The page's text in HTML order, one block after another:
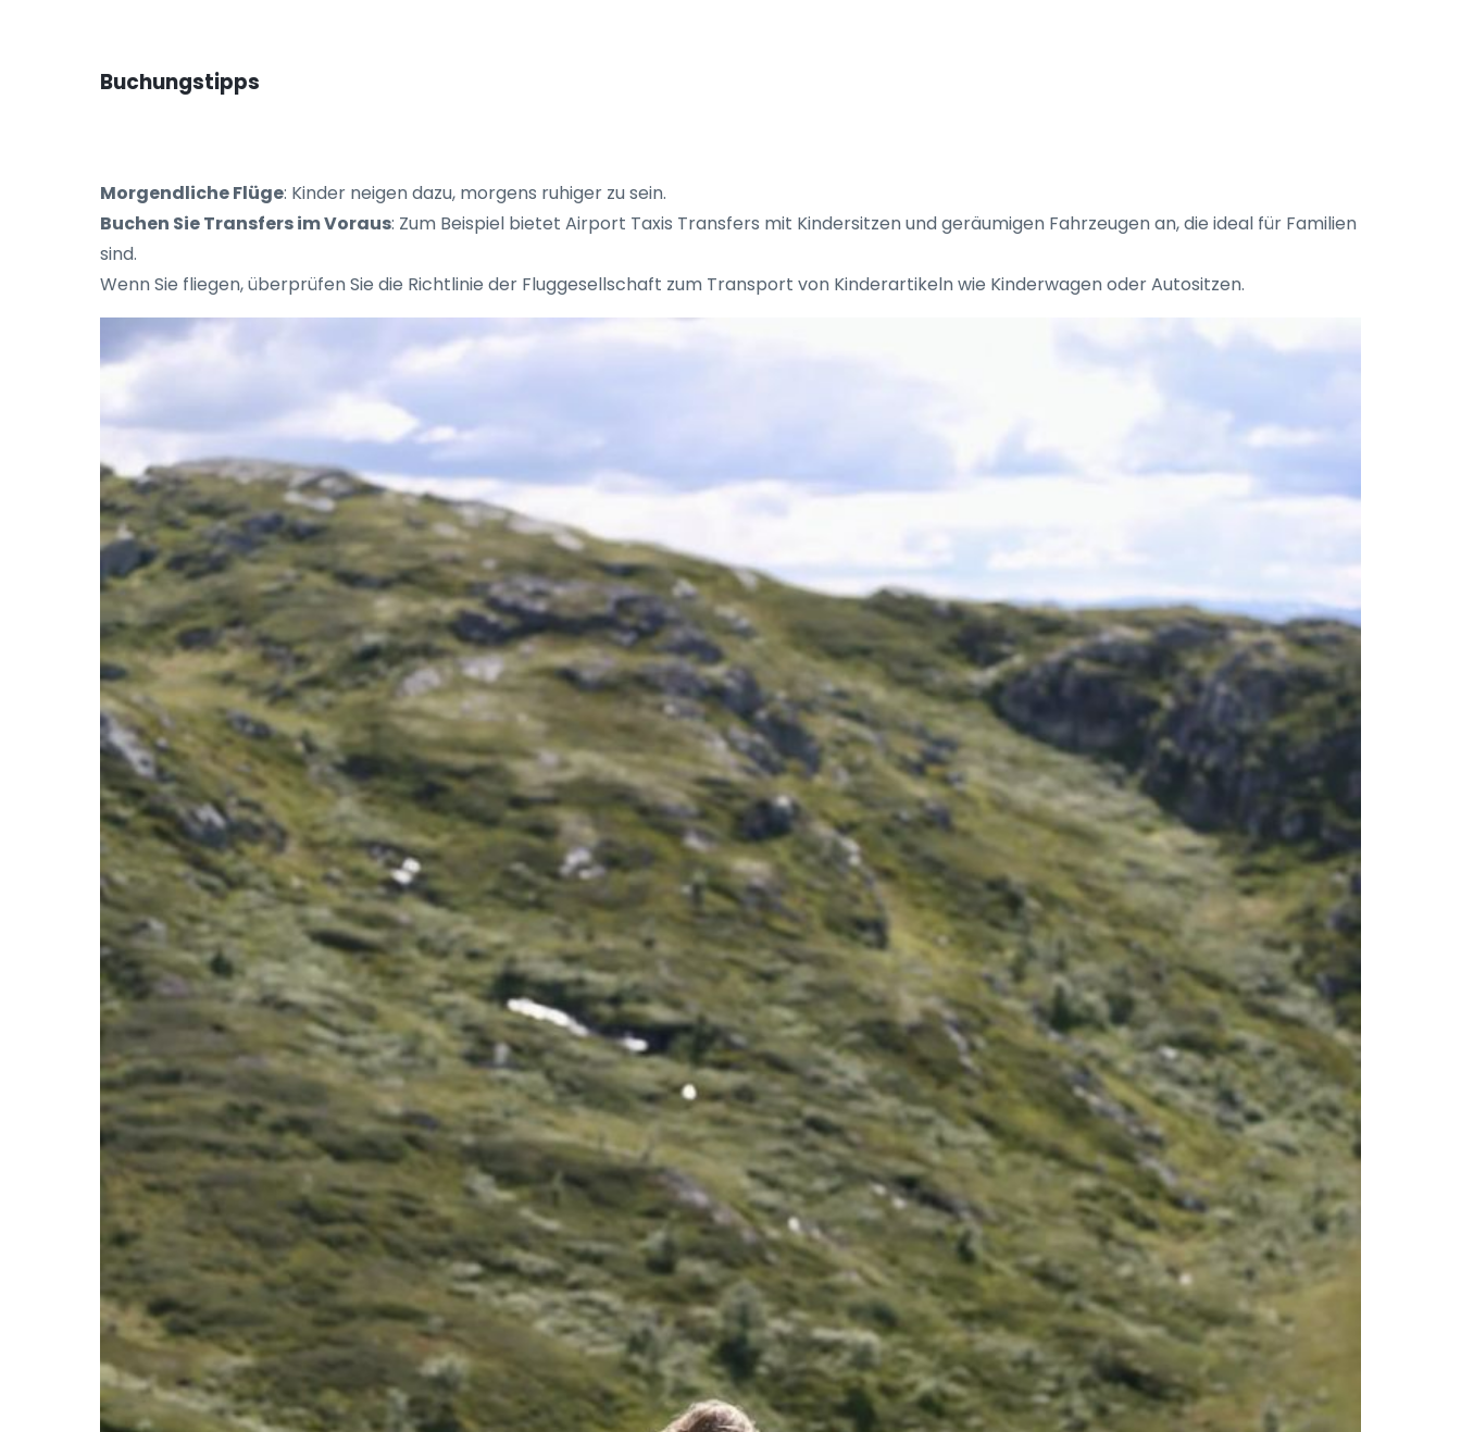
Buchungstipps
Morgendliche Flüge: Kinder neigen dazu, morgens ruhiger zu sein.
Buchen Sie Transfers im Voraus: Zum Beispiel bietet Airport Taxis Transfers mit Kindersitzen und geräumigen Fahrzeugen an, die ideal für Familien
sind.
Wenn Sie fliegen, überprüfen Sie die Richtlinie der Fluggesellschaft zum Transport von Kinderartikeln wie Kinderwagen oder Autositzen.